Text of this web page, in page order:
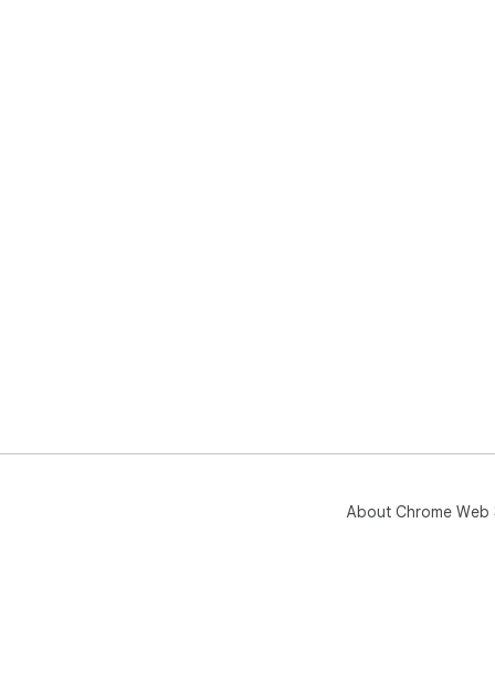
About Chrome Web